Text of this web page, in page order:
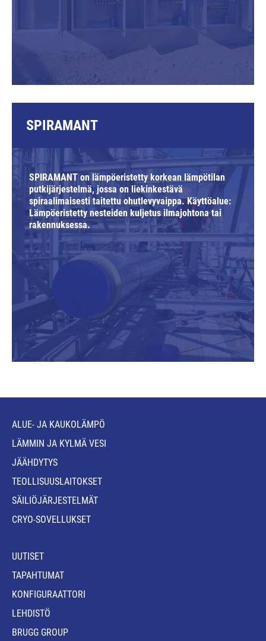
SPIRAMANT
SPIRAMANT on lämpöeristetty korkean lämpötilan
putkijärjestelmä, jossa on liekinkestävä
spiraalimaisesti taitettu ohutlevyvaippa. Käyttöalue:
Lämpöeristetty nesteiden kuljetus ilmajohtona tai
rakennuksessa.
ALUE- JA KAUKOLÄMPÖ
LÄMMIN JA KYLMÄ VESI
JÄÄHDYTYS
TEOLLISUUSLAITOKSET
SÄILIÖJÄRJESTELMÄT
CRYO-SOVELLUKSET
UUTISET
TAPAHTUMAT
KONFIGURAATTORI
LEHDISTÖ
BRUGG GROUP